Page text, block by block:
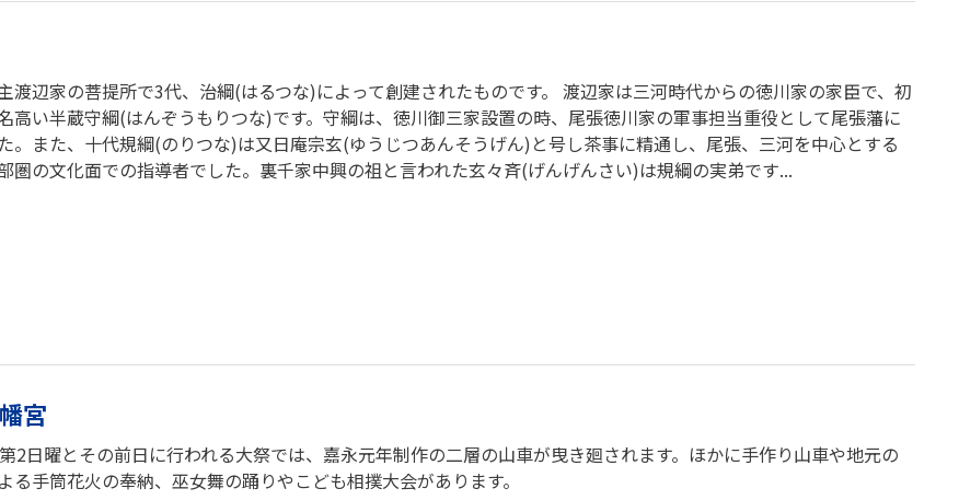
渡辺家の菩提所で3代、治綱(はるつな)によって創建されたものです。 渡辺家は三河時代からの徳川家の家臣で、初
高い半蔵守綱(はんぞうもりつな)です。守綱は、徳川御三家設置の時、尾張徳川家の軍事担当重役として尾張藩に
。また、十代規綱(のりつな)は又日庵宗玄(ゆうじつあんそうげん)と号し茶事に精通し、尾張、三河を中心とする
圏の文化面での指導者でした。裏千家中興の祖と言われた玄々斉(げんげんさい)は規綱の実弟です...
宮
2日曜とその前日に行われる大祭では、嘉永元年制作の二層の山車が曳き廻されます。ほかに手作り山車や地元の
る手筒花火の奉納、巫女舞の踊りやこども相撲大会があります。